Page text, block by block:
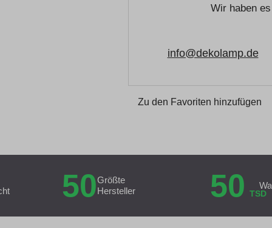
Wir haben
info@dekolamp.de
Zu den Favoriten hinzufügen
50Größte
Hersteller
50 TSD